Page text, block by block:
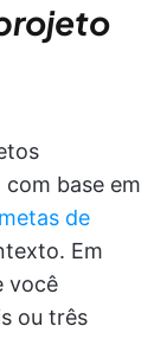
base em
metas de
Em
você
ou três